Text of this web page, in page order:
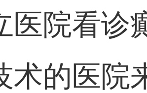
医院看诊
术的医院